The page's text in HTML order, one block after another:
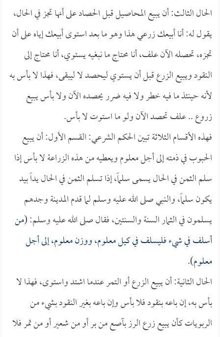
الحال الثالث: أن يبيع المحاصيل قبل الحصاد على أنها تجز في الحال،
يقول له: أنا أبيعك زرعي هذا وهو ما بعد استوى أبيعك إياه على أن
تجزه، تحصله الآن علف، أنا محتاج ما نبغيه يستوي، أنا محتاج إلى
النقود ويبيع الزرع قبل أن يستوي ليحصد لا ليبقى، فهذا لا بأس به
لأنه حينئذ ما فيه خطر ولا فيه ضرر يحصده الآن ولا بأس يبيع
زروع .. علف تحصد الآن ولو ما استوت لا بأس.
فهذه الأقسام الثلاثة تبين الحكم الشرعي: القسم الأول: أن يبيع
الحبوب في ذمته إلى أجل معلوم ويعطيه من هذه الزراعة لا بأس إذا
سلم الثمن في الحال يسمى سلماً، إذا تسلم الثمن في الحال يداً بيد
يكون سلماً، والنبي صلى الله عليه وسلم لما قدم المدينة وجدهم
يسلمون في الثمار السنة والسنتين، فقال صلى الله عليه وسلم: (من
أسلف في شيء فليسلف في كيل معلوم، ووزن معلوم، إلى أجل
معلوم).
الحال الثانية: أن يبيع الزرع أو التمر عندما اشتد واستوى، فهذا لا
بأس به، إن باعه بنقود فلا بأس وإن باعه بغير النقود بشيء من
الربويات كأن يبيع زرع الرز بآصع من بر أو من شعير أو من تمر فلا